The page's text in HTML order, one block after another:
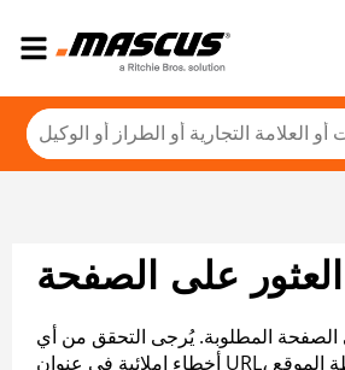
على الصفحة
الصفحة المطلوبة. يُرجى التحقق من أي
أخطاء إملائية في عنوان URL، أو عرض خريطة الموقع